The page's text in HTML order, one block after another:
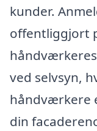
kunder.
offentliggjort
ved selvsyn,
håndværkere
din